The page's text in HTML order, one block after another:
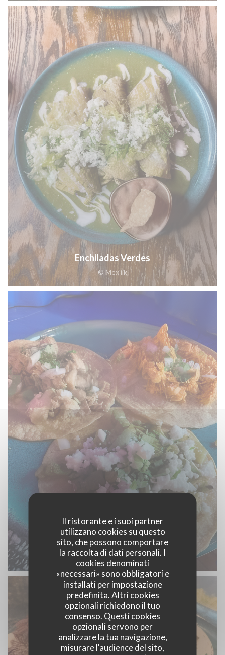
Il ristorante e i suoi partner
utilizzano cookies su questo
sito, che possono comportare
la raccolta di dati personali. I
cookies denominati
«necessari» sono obbligatori e
installati per impostazione
predefinita. Altri cookies
opzionali richiedono il tuo
consenso. Questi cookies
opzionali servono per
analizzare la tua navigazione,
misurare l'audience del sito,
Enchiladas Verdes
© Mex'iik
Tacos Carnitas, Tinga de pollo y Nopales
© Mex'iik